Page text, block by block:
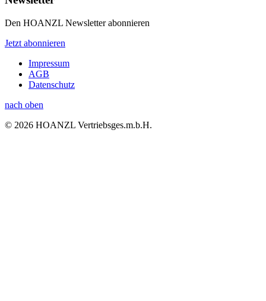
Den HOANZL Newsletter abonnieren
Jetzt abonnieren
Impressum
AGB
Datenschutz
nach oben
© 2026 HOANZL Vertriebsges.m.b.H.